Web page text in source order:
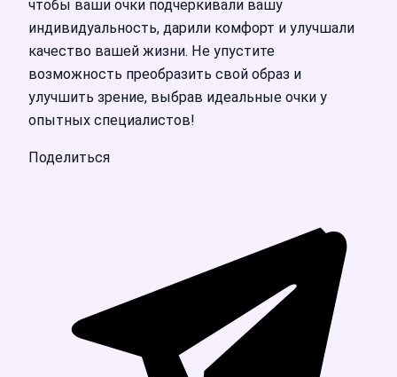
чтобы ваши очки подчеркивали вашу
индивидуальность, дарили комфорт и улучшали
качество вашей жизни. Не упустите
возможность преобразить свой образ и
улучшить зрение, выбрав идеальные очки у
опытных специалистов!
Поделиться